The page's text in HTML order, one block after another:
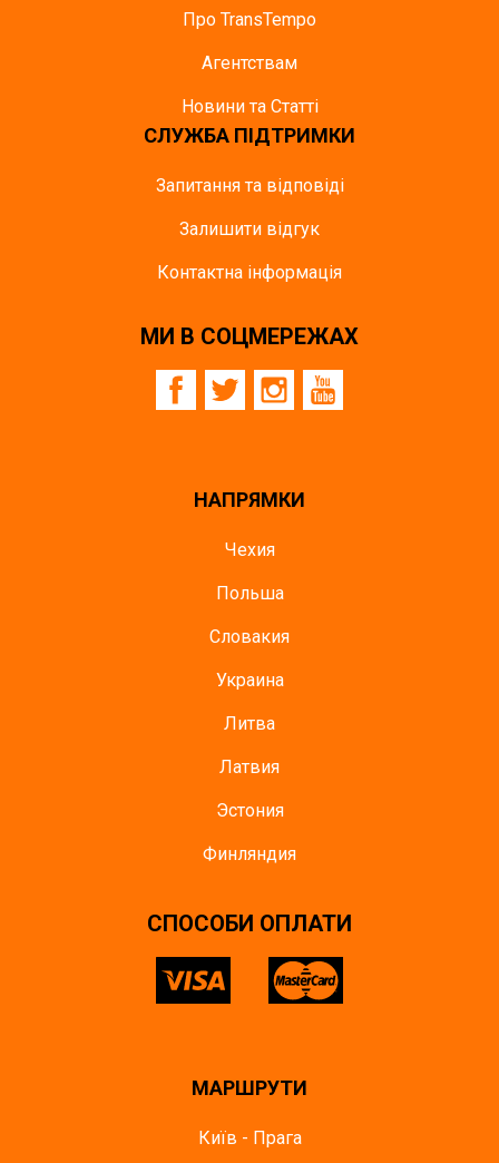
Про TransTempo
Агентствам
Новини та Статті
СЛУЖБА ПІДТРИМКИ
Запитання та відповіді
Залишити відгук
Контактна інформація
МИ В СОЦМЕРЕЖАХ
НАПРЯМКИ
Чехия
Польша
Словакия
Украина
Литва
Латвия
Эстония
Финляндия
СПОСОБИ ОПЛАТИ
МАРШРУТИ
Київ - Прага